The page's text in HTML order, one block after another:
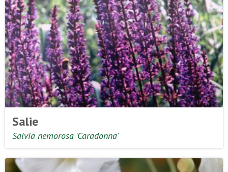
Salie
Salvia nemorosa 'Caradonna'